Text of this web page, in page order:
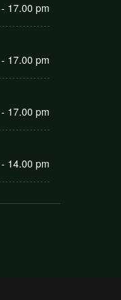
17.00 pm
17.00 pm
17.00 pm
14.00 pm